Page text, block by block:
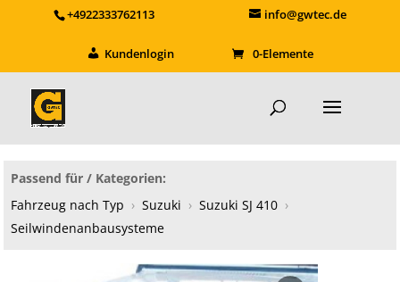
+4922333762113 info@gwtec.de
Kundenlogin 0-Elemente
Passend für / Kategorien:
Fahrzeug nach Typ › Suzuki › Suzuki SJ 410 ›
Seilwindenanbausysteme